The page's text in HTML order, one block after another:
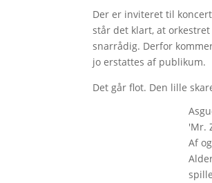
Der er inviteret til
står det klart, at
snarrådig. Derfor
jo erstattes af publikum.
Det går flot. Den lille
'Mr.
Af